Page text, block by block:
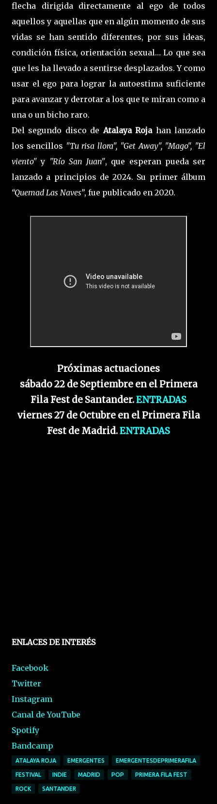
flecha dirigida directamente al ego de todos
aquellos y aquellas que en algún momento de sus
vidas se han sentido diferentes, por sus ideas,
condición física, orientación sexual… Lo que sea
que les ha llevado a sentirse desplazados. Y como
usar el ego para lograr la autoestima suficiente
para avanzar y derrotar a los que te miran como a
una o un bicho raro.
Del segundo disco de Atalaya Rojahan lanzado
los sencillos "Tu risa llora", "Get Away", "Mago", "El
viento" y "Río San Juan", que esperan pueda ser
lanzado a principios de 2024. Su primer álbum
“Quemad Las Naves”, fue publicado en 2020.
Próximas actuaciones
sábado 22 de Septiembre en el Primera
Fila Fest de Santander.ENTRADAS
viernes 27 de Octubre en el Primera Fila
Fest de Madrid.ENTRADAS
ENLACES DE INTERÉS
Facebook
Twitter
Instagram
Canal de YouTube
Spotify
Bandcamp
ATALAYA ROJA EMERGENTES EMERGENTESDEPRIMERAFILA
FESTIVAL INDIE MADRID POP PRIMERA FILA FEST
ROCK SANTANDER